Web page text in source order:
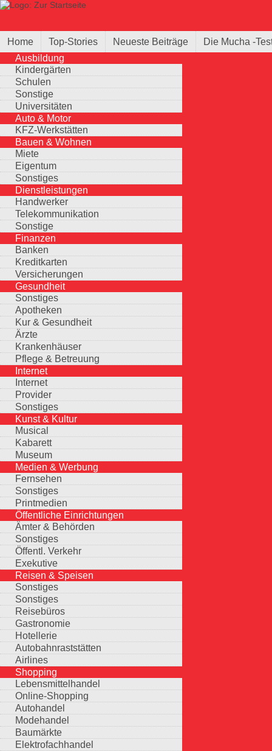
Direkt zum Inhalt
Home Top-Stories Neueste Beiträge
Die Mucha -
Ausbildung
Kindergärten
Schulen
Sonstige
Universitäten
Auto & Motor
KFZ-Werkstätten
Bauen & Wohnen
Miete
Eigentum
Sonstiges
Dienstleistungen
Handwerker
Telekommunikation
Sonstige
Finanzen
Banken
Kreditkarten
Versicherungen
Gesundheit
Sonstiges
Apotheken
Kur & Gesundheit
Ärzte
Krankenhäuser
Pflege & Betreuung
Internet
Internet
Provider
Sonstiges
Kunst & Kultur
Musical
Kabarett
Museum
Medien & Werbung
Fernsehen
Sonstiges
Printmedien
Öffentliche Einrichtungen
Ämter & Behörden
Sonstiges
Öffentl. Verkehr
Exekutive
Reisen & Speisen
Sonstiges
Sonstiges
Reisebüros
Gastronomie
Hotellerie
Autobahnraststätten
Airlines
Shopping
Lebensmittelhandel
Online-Shopping
Autohandel
Modehandel
Baumärkte
Elektrofachhandel